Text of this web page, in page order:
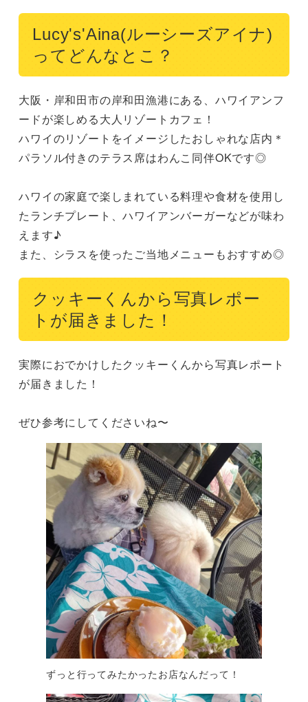
Lucy's'Aina(ルーシーズアイナ)
ってどんなとこ？
大阪・岸和田市の岸和田漁港にある、ハワイアンフ
ードが楽しめる大人リゾートカフェ！
ハワイのリゾートをイメージしたおしゃれな店内＊
パラソル付きのテラス席はわんこ同伴OKです◎
ハワイの家庭で楽しまれている料理や食材を使用し
たランチプレート、ハワイアンバーガーなどが味わ
えます♪
また、シラスを使ったご当地メニューもおすすめ◎
クッキーくんから写真レポー
トが届きました！
実際におでかけしたクッキーくんから写真レポート
が届きました！
ぜひ参考にしてくださいね〜
ずっと行ってみたかったお店なんだって！